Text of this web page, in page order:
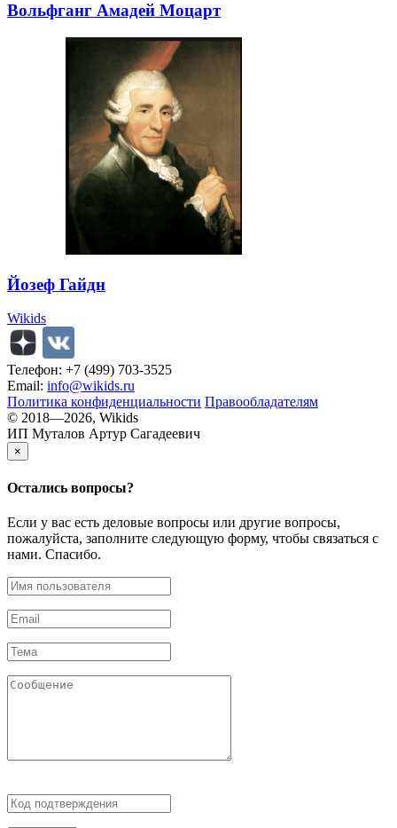
Вольфганг Амадей Моцарт
Йозеф Гайдн
Wikids
Телефон: +7 (499) 703-3525
Email: info@wikids.ru
Политика конфиденциальности Правообладателям
© 2018—2026, Wikids
ИП Муталов Артур Сагадеевич
×
Остались вопросы?
Если у вас есть деловые вопросы или другие вопросы,
пожалуйста, заполните следующую форму, чтобы связаться с
нами. Спасибо.